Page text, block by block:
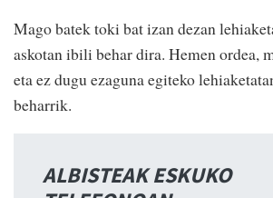
Mago batek toki bat izan dezan
askotan ibili behar dira. Hemen ordea,
eta ez dugu ezaguna egiteko
beharrik.
ALBISTEAK ESKUKO